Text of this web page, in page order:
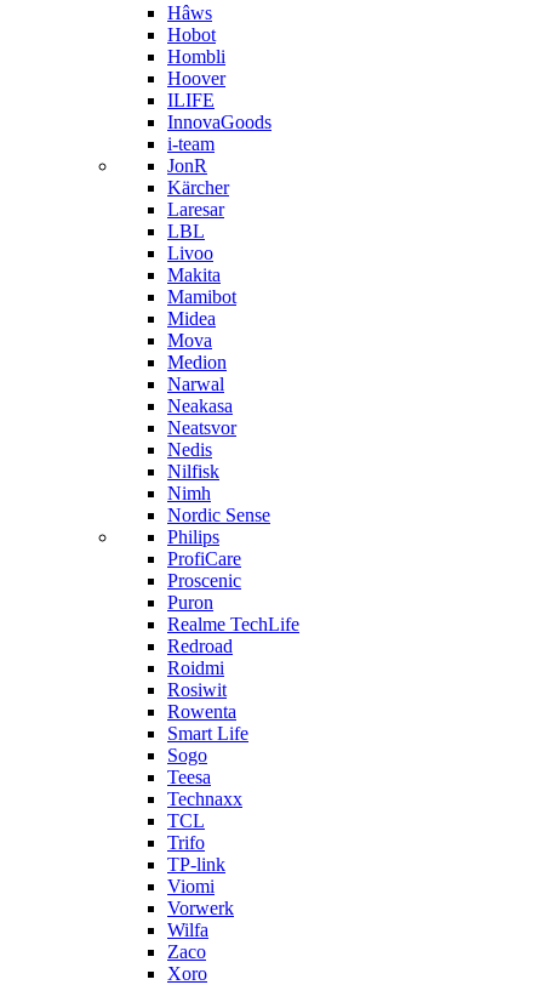
Hâws
Hobot
Hombli
Hoover
ILIFE
InnovaGoods
i-team
JonR
Kärcher
Laresar
LBL
Livoo
Makita
Mamibot
Midea
Mova
Medion
Narwal
Neakasa
Neatsvor
Nedis
Nilfisk
Nimh
Nordic Sense
Philips
ProfiCare
Proscenic
Puron
Realme TechLife
Redroad
Roidmi
Rosiwit
Rowenta
Smart Life
Sogo
Teesa
Technaxx
TCL
Trifo
TP-link
Viomi
Vorwerk
Wilfa
Zaco
Xoro